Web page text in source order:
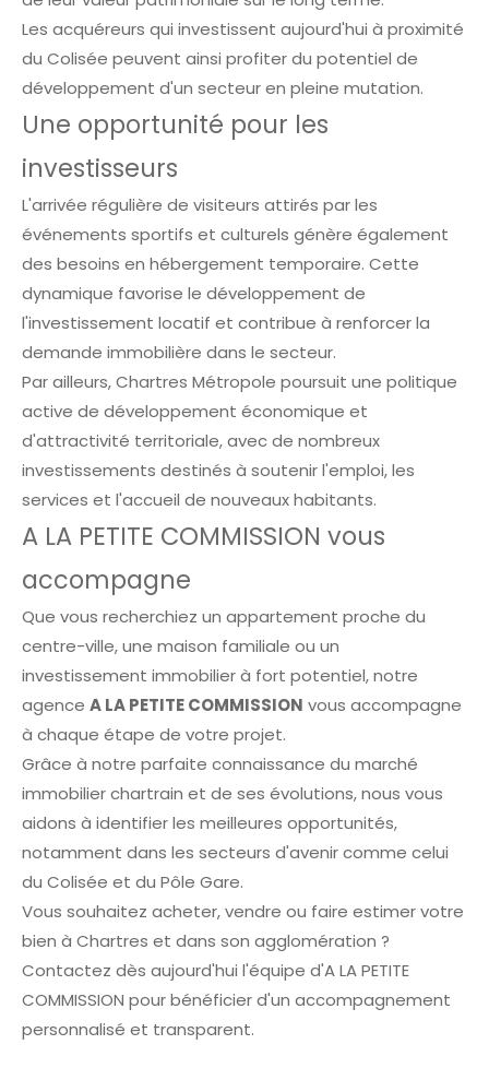
Les acquéreurs qui investissent aujourd'hui à proximité
du Colisée peuvent ainsi profiter du potentiel de
développement d'un secteur en pleine mutation.
Une opportunité pour les
investisseurs
L'arrivée régulière de visiteurs attirés par les
événements sportifs et culturels génère également
des besoins en hébergement temporaire. Cette
dynamique favorise le développement de
l'investissement locatif et contribue à renforcer la
demande immobilière dans le secteur.
Par ailleurs, Chartres Métropole poursuit une politique
active de développement économique et
d'attractivité territoriale, avec de nombreux
investissements destinés à soutenir l'emploi, les
services et l'accueil de nouveaux habitants.
A LA PETITE COMMISSION vous
accompagne
Que vous recherchiez un appartement proche du
centre-ville, une maison familiale ou un
investissement immobilier à fort potentiel, notre
agence A LA PETITE COMMISSION vous accompagne
à chaque étape de votre projet.
Grâce à notre parfaite connaissance du marché
immobilier chartrain et de ses évolutions, nous vous
aidons à identifier les meilleures opportunités,
notamment dans les secteurs d'avenir comme celui
du Colisée et du Pôle Gare.
Vous souhaitez acheter, vendre ou faire estimer votre
bien à Chartres et dans son agglomération ?
Contactez dès aujourd'hui l'équipe d'A LA PETITE
COMMISSION pour bénéficier d'un accompagnement
personnalisé et transparent.